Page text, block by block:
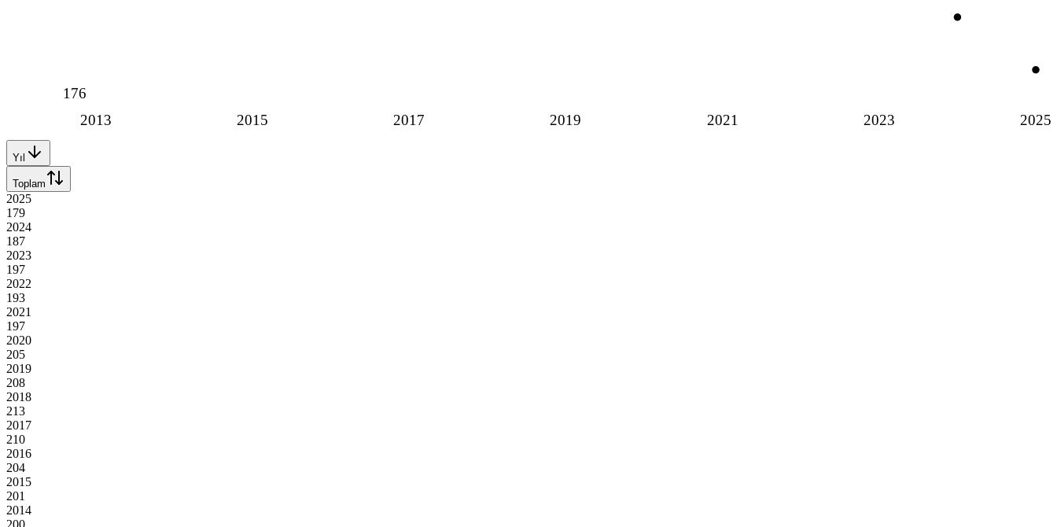
2013 2015 2017 2019 2021 2023 2025
176
Yıl
Toplam
2025
179
2024
187
2023
197
2022
193
2021
197
2020
205
2019
208
2018
213
2017
210
2016
204
2015
201
2014